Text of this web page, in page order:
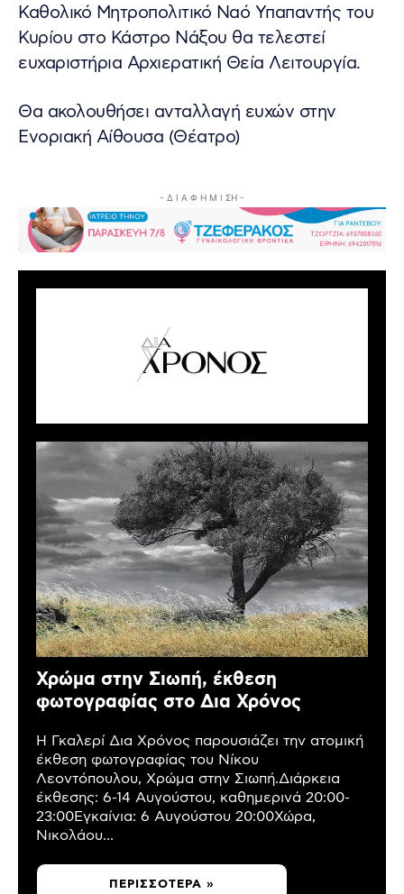
Καθολικό Μητροπολιτικό Ναό Υπαπαντής του
Κυρίου στο Κάστρο Νάξου θα τελεστεί
ευχαριστήρια Αρχιερατική Θεία Λειτουργία.
Θα ακολουθήσει ανταλλαγή ευχών στην
Ενοριακή Αίθουσα (Θέατρο)
- Δ Ι Α Φ Η Μ Ι ΣΗ -
Χρώμα στην Σιωπή, έκθεση
φωτογραφίας στο Δια Χρόνος
Η Γκαλερί Δια Χρόνος παρουσιάζει την ατομική
έκθεση φωτογραφίας του Νίκου
Λεοντόπουλου, Χρώμα στην Σιωπή.Διάρκεια
έκθεσης: 6-14 Αυγούστου, καθημερινά 20:00-
23:00Εγκαίνια: 6 Αυγούστου 20:00Χώρα,
Νικολάου...
ΠΕΡΙΣΣΌΤΕΡΑ »